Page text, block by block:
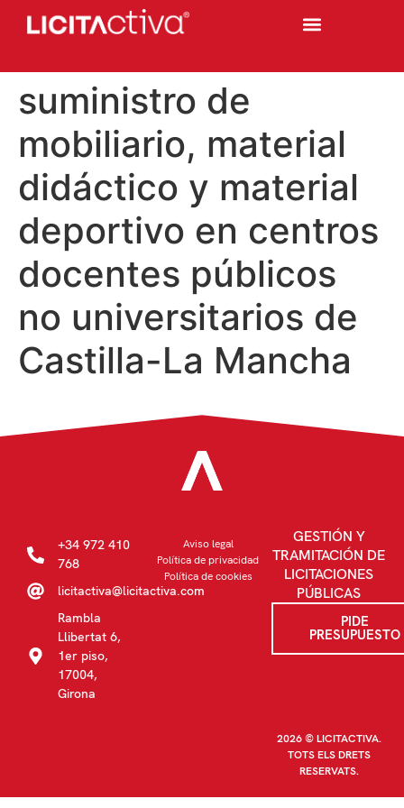
suministro de
mobiliario, material
didáctico y material
deportivo en centros
docentes públicos
no universitarios de
Castilla-La Mancha
+34 972 410
768
licitactiva@licitactiva.com
Rambla
Llibertat 6,
1er piso,
17004,
Girona
Aviso legal
Política de privacidad
Política de cookies
GESTIÓN Y
TRAMITACIÓN DE
LICITACIONES
PÚBLICAS
PIDE
PRESUPUESTO
2026 © LICITACTIVA.
TOTS ELS DRETS
RESERVATS.